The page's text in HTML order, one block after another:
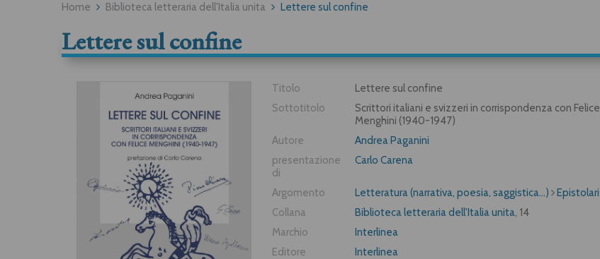
Home Biblioteca letteraria dell'Italia unita Lettere sul confine
Lettere sul confine
Titolo
Lettere sul confine
Sottotitolo
Scrittori italiani e svizzeri in corrispondenza con Felice
Menghini (1940-1947)
Autore
Andrea Paganini
presentazione
di
Carlo Carena
Argomento Letteratura (narrativa, poesia, saggistica...)
Epistolari
Collana
Biblioteca letteraria dell'Italia unita, 14
Marchio
Interlinea
Editore
Interlinea